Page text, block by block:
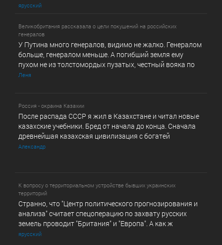
ярусский
Великобритания рассказала о цели покушений на российских
генералов
У Путина много генералов, видимо не жалко. Генералом
больше, генералом меньше. А погибший земля ему
пухом не из толстомордых пузатых, честный вояка по
Леня
Россия - окраина Казахии
После распада СССР я жил в Казахстане и читал новые
казахские учебники. Бред от начала до конца. Сначала
древнейшая казахская цивилизация с богатей
Александр
К вопросу о территориальном устройстве бывших украинских
территорий
Странно, что "Центр политического прогнозирования и
анализа" считает спецоперацию по захвату русских
земель проводит "Британия" и "Европа". А как ж
ярусский